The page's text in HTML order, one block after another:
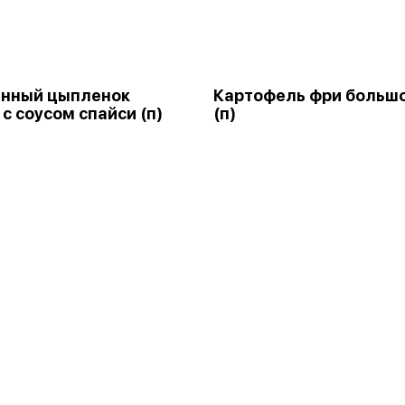
цыпленок
соусом спайси (п)
Картофель фри
(п)